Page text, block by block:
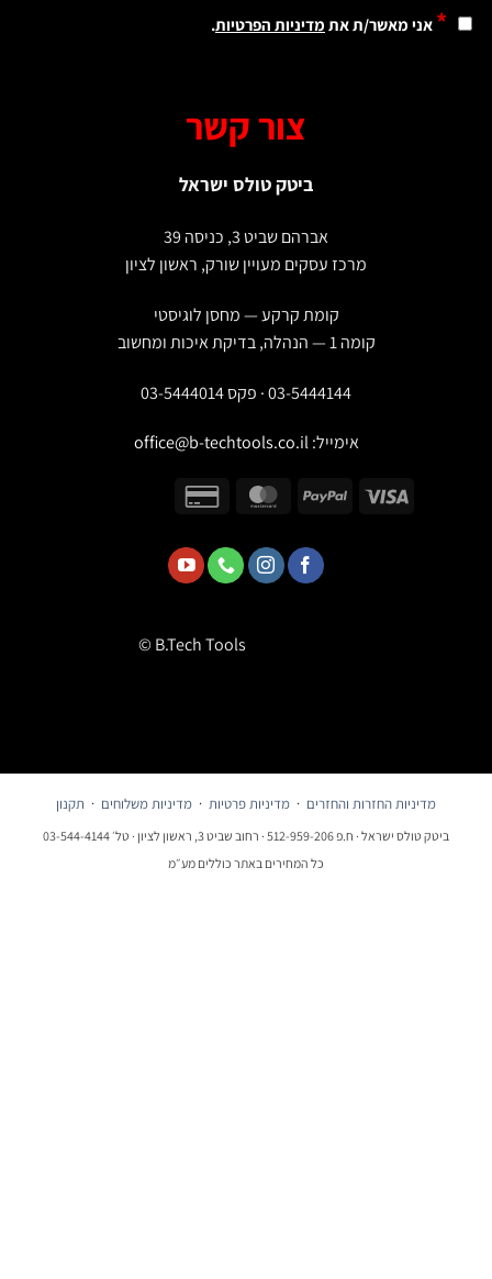
אני מאשר/ת אתמדיניות הפרטיות.
צור קשר
ביטק טולס ישראל
אברהם שביט 3, כניסה 39
מרכז עסקים מעויין שורק, ראשון לציון
קומת קרקע — מחסן לוגיסטי
03-5444144 · פקס 03-5444014
אימייל:office@b-techtools.co.il
© B.Tech Tools
מדיניות החזרות והחזרים ·מדיניות פרטיות·מדיניות משלוחים·תקנון
ביטק טולס ישראל · ח.פ 512-959-206 · רחוב שביט 3, ראשון לציון · טל׳ 03-544-4144
כל המחירים באתר כוללים מע״מ